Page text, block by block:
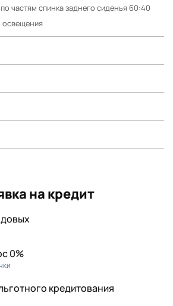
частям спинка заднего сиденья 60:40
на кредит
0%
кредитования